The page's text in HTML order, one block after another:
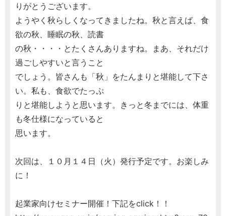
りがとうございます。
ようやく秋らしくなってきましたね。秋と言えば、食
欲の秋、睡眠の秋、読書
の秋・・・・とたくさんありますね。まあ、それだけ
過ごしやすいと言うこと
でしょう。皆さんも「秋」をたんまりと堪能して下さ
い。私も、食欲でたっぷ
りと堪能しようと思います。きっと冬までには、体重
も冬仕様になっていると
思います。
次回は、１０月１４日（火）発行予定です。お楽しみ
に！
起業家向けセミナー開催！下記をclick！！